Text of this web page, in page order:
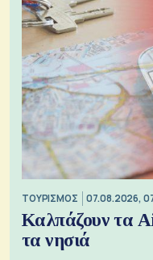
ΤΟΥΡΙΣΜΟΣ 07.08.2026,
Καλπάζουν τα
τα νησιά